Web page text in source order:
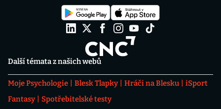
Další témata z našich webů
Moje Psychologie Blesk Tlapky Hráči na Blesku
iSport
Fantasy
Spotřebitelské testy